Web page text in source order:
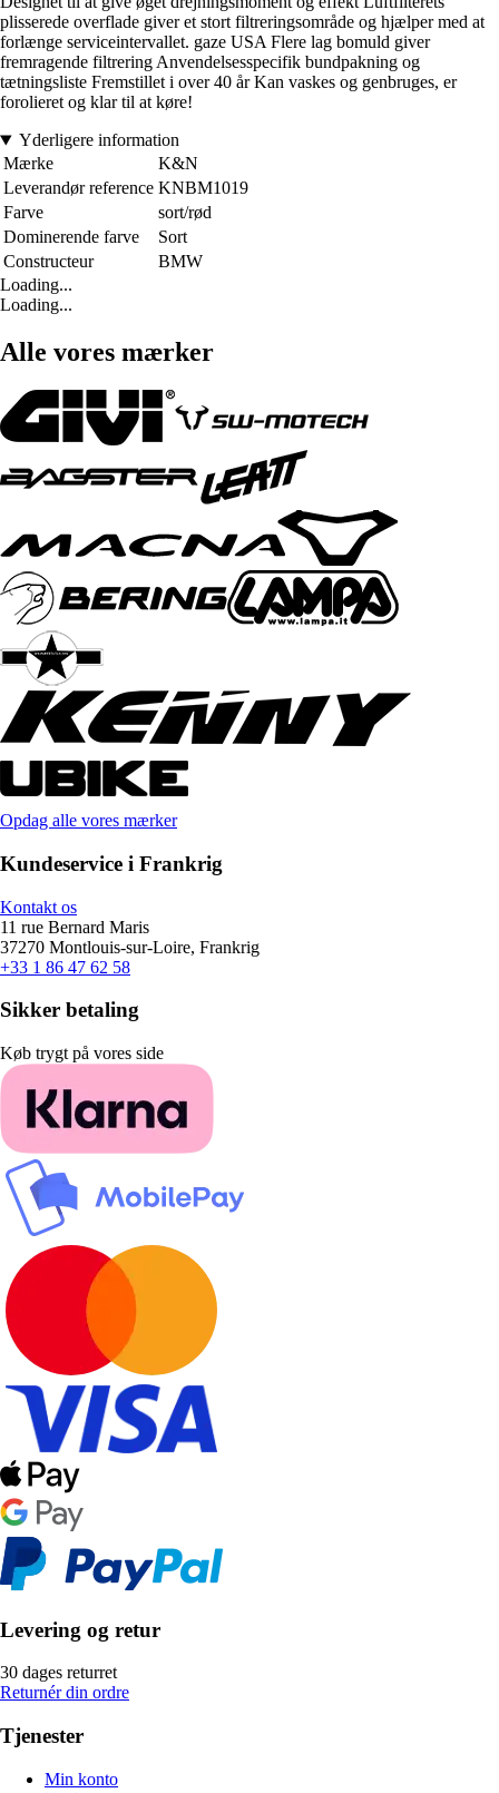
plisserede overflade giver et stort filtreringsområde og hjælper med at
forlænge serviceintervallet. gaze USA Flere lag bomuld giver
fremragende filtrering Anvendelsesspecifik bundpakning og
tætningsliste Fremstillet i over 40 år Kan vaskes og genbruges, er
forolieret og klar til at køre!
Yderligere information
Mærke
K&N
Leverandør reference KNBM1019
Farve
sort/rød
Dominerende farve
Sort
Constructeur
BMW
Loading...
Loading...
Alle vores mærker
Opdag alle vores mærker
Kundeservice i Frankrig
Kontakt os
11 rue Bernard Maris
37270 Montlouis-sur-Loire, Frankrig
+33 1 86 47 62 58
Sikker betaling
Køb trygt på vores side
Levering og retur
30 dages returret
Returnér din ordre
Tjenester
Min konto